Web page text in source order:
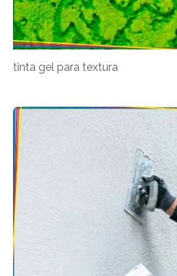
tinta gel para textura